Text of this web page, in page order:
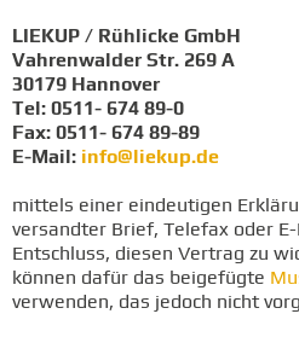
LIEKUP / Rühlicke GmbH
Vahrenwalder Str. 269 A
30179 Hannover
Tel: 0511- 674 89-0
Fax: 0511- 674 89-89
E-Mail: info@liekup.de
mittels einer eindeutigen
versandter Brief, Telefax oder
Entschluss, diesen Vertrag zu
können dafür das beigefügte
verwenden, das jedoch nicht